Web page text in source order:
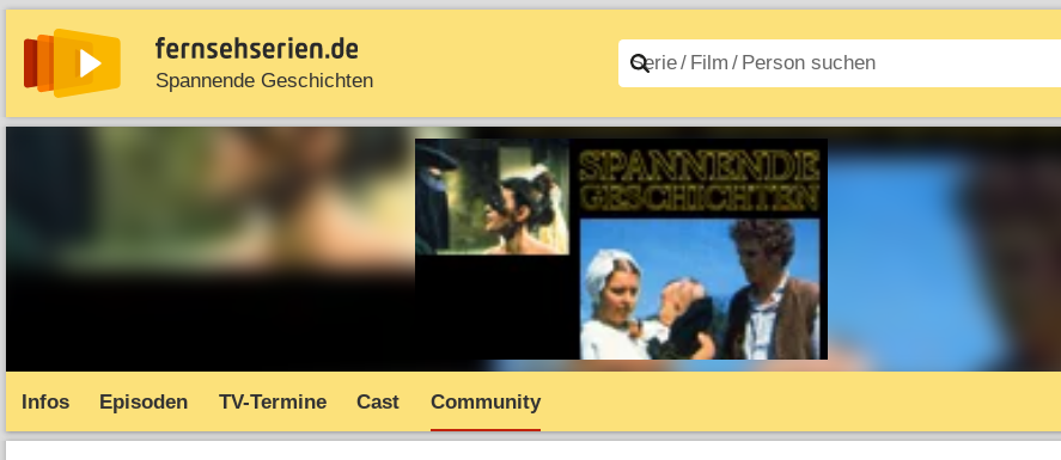
Spannende Geschichten
News Entdecken Streaming TV-Starts Filme A–Z
Infos Episoden TV-Termine Cast Community